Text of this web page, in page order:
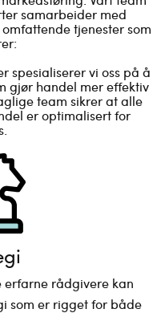
samarbeider med
tjenester som
spesialiserer vi oss på å
gjør handel mer effektiv
team sikrer at alle
er optimalisert for
erfarne rådgivere kan
som er rigget for både